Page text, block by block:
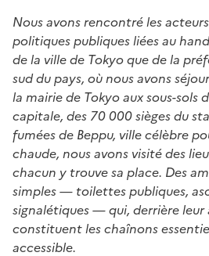
Nous avons rencontré les
politiques publiques liées au
de la ville de Tokyo que de la
sud du pays, où nous avons
la mairie de Tokyo aux sous-sols
capitale, des 70 000 sièges du
fumées de Beppu, ville célèbre
chaude, nous avons visité des
chacun y trouve sa place. Des
simples — toilettes publiques,
signalétiques — qui, derrière
constituent les chaînons
accessible.